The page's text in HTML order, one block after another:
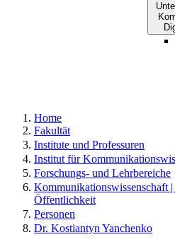
Home
Fakultät
Institute und Professuren
Institut für
Forschungs- und Lehrbereiche
Kommunikationswissenschaft
Öffentlichkeit
Personen
Dr. Kostiantyn Yanchenko